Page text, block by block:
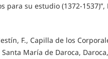
para su estudio (1372-1537)”,
F., Capilla de los
María de Daroca,